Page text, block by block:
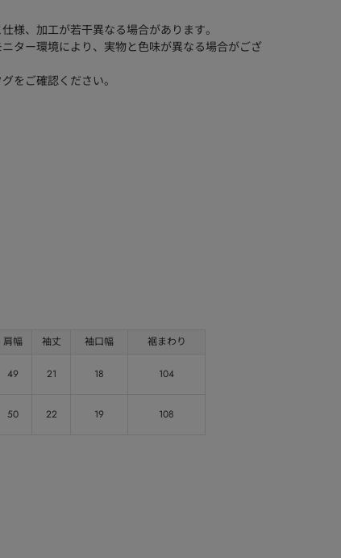
様、加工が若干異なる場合があります。
ター環境により、実物と色味が異なる場合がござ
をご確認ください。
肩幅 袖丈 袖口幅 裾まわり
49 21 18 104
50 22 19 108